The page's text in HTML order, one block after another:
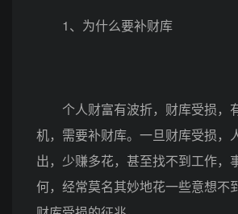
1、为什么要补财库
个人财富有波折，财库受损，
机，需要补财库。一旦财库受损，
出，少赚多花，甚至找不到工作，
何，经常莫名其妙地花一些意想不